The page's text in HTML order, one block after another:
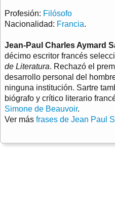
Profesión: Filósofo
Nacionalidad: Francia.
Jean-Paul Charles Aymard
décimo escritor francés
de Literatura. Rechazó el
desarrollo personal del
ninguna institución. Sartre
biógrafo y crítico literario
Simone de Beauvoir.
Ver más frases de Jean Paul